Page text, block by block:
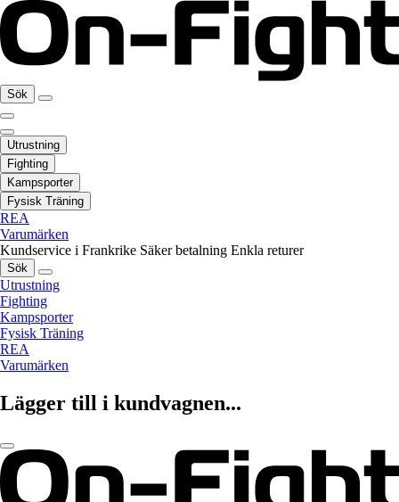
Sök
Utrustning
Fighting
Kampsporter
Fysisk Träning
REA
Varumärken
Kundservice i Frankrike Säker betalning Enkla returer
Sök
Utrustning
Fighting
Kampsporter
Fysisk Träning
REA
Varumärken
Lägger till i kundvagnen...